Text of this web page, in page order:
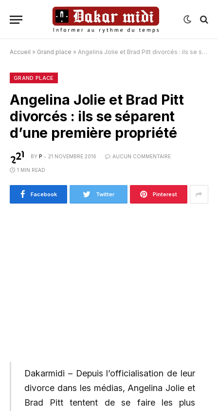
Accueil » Grand place » Angelina Jolie et Brad Pitt divorcés : ils se séparent d’une première propriété
GRAND PLACE
Angelina Jolie et Brad Pitt
divorcés : ils se séparent
d’une première propriété
BY P 21 NOVEMBRE 2016 AUCUN COMMENTAIRE
1 MIN READ
Facebook Twitter Pinterest
Dakarmidi – Depuis l’officialisation de leur
divorce dans les médias, Angelina Jolie et
Brad Pitt tentent de se faire les plus